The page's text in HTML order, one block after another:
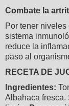
Combate la
Por tener niveles
sistema
reduce la
paso al
RECETA DE
Ingredientes:
Albahaca fresca.